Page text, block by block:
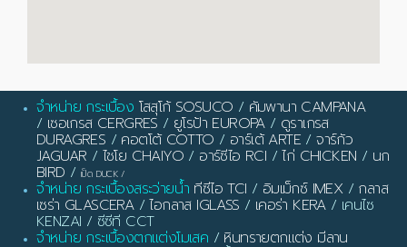
จำหน่าย กระเบื้อง โสสุโก้ SOSUCO / คัมพานา CAMPANA
/ เซอเกรส CERGRES / ยูโรป้า EUROPA/ ดูราเกรส
DURAGRES / คอตโต้ COTTO / อาร์เต้ ARTE /จาร์กัว
JAGUAR / ไชโย CHAIYO / อาร์ซีไอ RCI /ไก่ CHICKEN / นก
BIRD / เป็ด DUCK /
จำหน่าย กระเบื้องสระว่ายน้ำ ทีซีไอ TCI / อิมเม็กซ์ IMEX/ กลาส
เซร่า GLASCERA/ไอกลาส IGLASS / เคอร่า KERA/ เคนไซ
KENZAI / ซีซีที CCT
จำหน่าย กระเบื้องตกแต่งโมเสค / หินทรายตกแต่ง มีลาน